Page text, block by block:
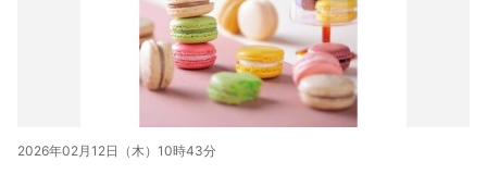
2026年02月12日（木）10時43分